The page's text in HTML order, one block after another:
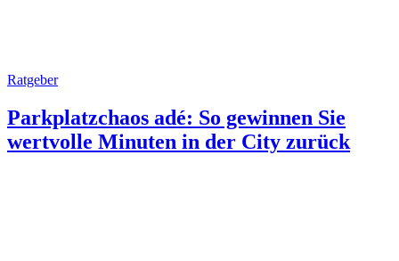
Ratgeber
Parkplatzchaos adé: So gewinnen Sie
wertvolle Minuten in der City zurück